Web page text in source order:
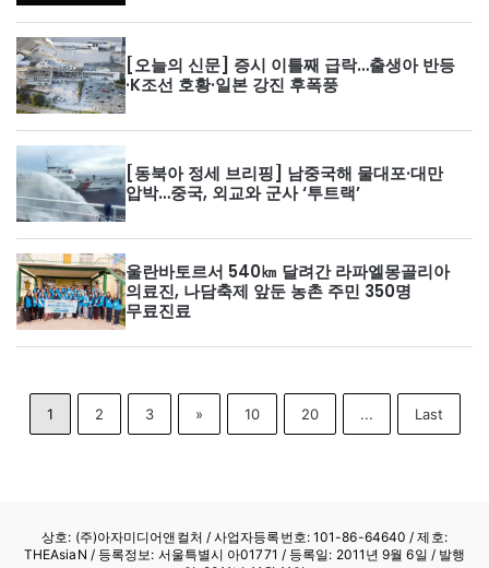
[오늘의 신문] 증시 이틀째 급락…출생아 반등
·K조선 호황·일본 강진 후폭풍
[동북아 정세 브리핑] 남중국해 물대포·대만
압박…중국, 외교와 군사 ‘투트랙’
울란바토르서 540㎞ 달려간 라파엘몽골리아
의료진, 나담축제 앞둔 농촌 주민 350명
무료진료
1 2 3 » 10 20 ... Last
상호: (주)아자미디어앤컬처 /사업자등록번호: 101-86-64640 / 제호:
THEAsiaN / 등록정보: 서울특별시 아01771 / 등록일: 2011년 9월 6일 / 발행